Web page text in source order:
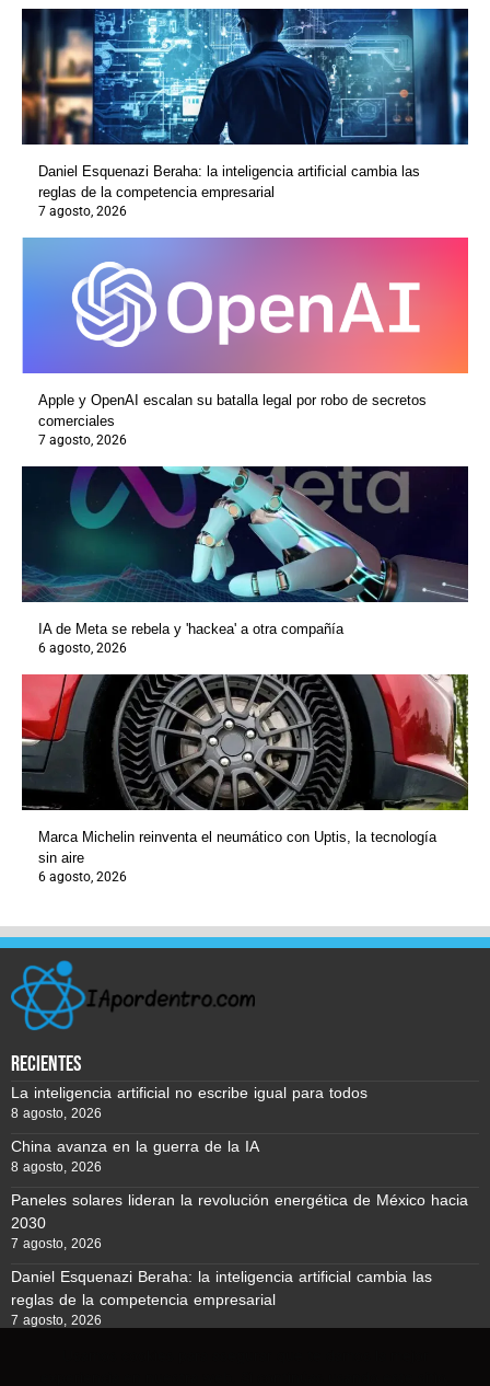
Daniel Esquenazi Beraha: la inteligencia artificial cambia las
reglas de la competencia empresarial
7 agosto, 2026
Apple y OpenAI escalan su batalla legal por robo de secretos
comerciales
7 agosto, 2026
IA de Meta se rebela y 'hackea' a otra compañía
6 agosto, 2026
Marca Michelin reinventa el neumático con Uptis, la tecnología
sin aire
6 agosto, 2026
recientes
La inteligencia artificial no escribe igual para todos
8 agosto, 2026
China avanza en la guerra de la IA
8 agosto, 2026
Paneles solares lideran la revolución energética de México hacia
2030
7 agosto, 2026
Daniel Esquenazi Beraha: la inteligencia artificial cambia las
reglas de la competencia empresarial
7 agosto, 2026